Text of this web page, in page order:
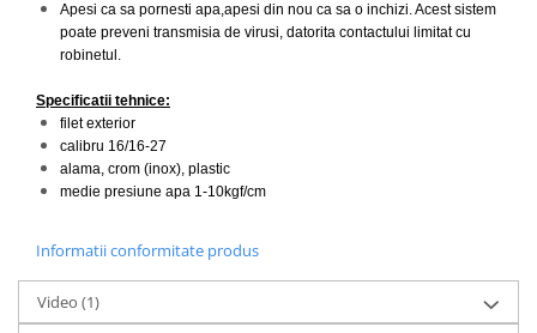
Apesi ca sa pornesti apa,apesi din nou ca sa o inchizi. Acest sistem
poate preveni transmisia de virusi, datorita contactului limitat cu
robinetul.
Specificatii tehnice:
filet exterior
calibru 16/16-27
alama, crom (inox), plastic
medie presiune apa 1-10kgf/cm
Informatii conformitate produs
Video (1)